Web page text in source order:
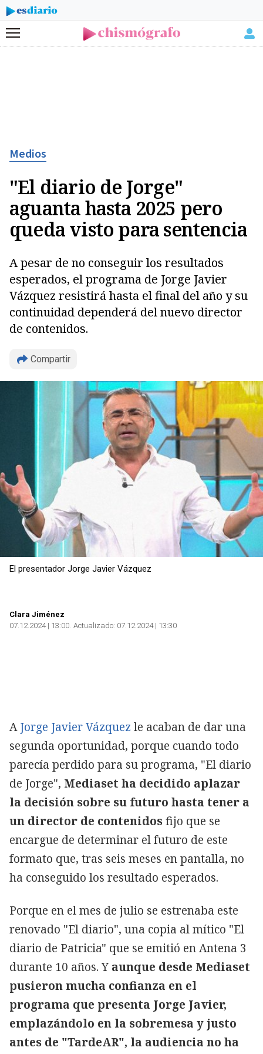
Menú
Medios
"El diario de Jorge"
aguanta hasta 2025 pero
queda visto para sentencia
A pesar de no conseguir los resultados
esperados, el programa de Jorge Javier
Vázquez resistirá hasta el final del año y su
continuidad dependerá del nuevo director
de contenidos.
Compartir
Copiar
El presentador Jorge Javier Vázquez
Clara Jiménez
07.12.2024 | 13:00 Actualizado: 07.12.2024 | 13:30
AJorge Javier Vázquez le acaban de dar una
segunda oportunidad, porque cuando todo
parecía perdido para su programa, "El diario
de Jorge", Mediaset ha decidido aplazar
la decisión sobre su futuro hasta tener a
un director de contenidosfijo que se
encargue de determinar el futuro de este
formato que, tras seis meses en pantalla, no
ha conseguido los resultado esperados.
Porque en el mes de julio se estrenaba este
renovado "El diario", una copia al mítico "El
diario de Patricia" que se emitió en Antena 3
durante 10 años. Y aunque desde Mediaset
pusieron mucha confianza en el
programa que presenta Jorge Javier,
emplazándolo en la sobremesa y justo
antes de "TardeAR", la audiencia no ha